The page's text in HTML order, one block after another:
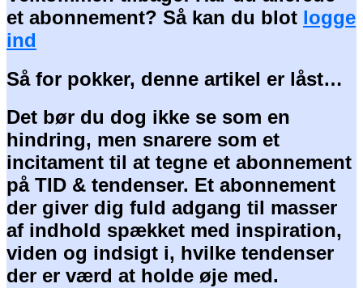
et abonnement? Så kan du blot logge
ind
Så for pokker, denne artikel er låst…
Det bør du dog ikke se som en
hindring, men snarere som et
incitament til at tegne et abonnement
på TID & tendenser. Et abonnement
der giver dig fuld adgang til masser
af indhold spækket med inspiration,
viden og indsigt i, hvilke tendenser
der er værd at holde øje med.